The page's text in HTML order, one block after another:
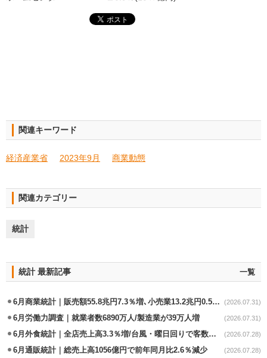
関連キーワード
経済産業省 2023年9月 商業動態
関連カテゴリー
統計
統計 最新記事 一覧
6月商業統計｜販売額55.8兆円7.3％増､小売業13.2兆円0.5％増 (2026.07.31)
6月労働力調査｜就業者数6890万人/製造業が39万人増 (2026.07.31)
6月外食統計｜全店売上高3.3％増/台風・曜日回りで客数失速も単価上昇が下支え (2026.07.28)
6月通販統計｜総売上高1056億円で前年同月比2.6％減少 (2026.07.28)